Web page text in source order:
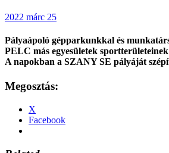
2022 márc 25
Pályaápoló gépparkunkkal és
PELC más egyesületek
A napokban a SZANY SE pályáját
Megosztás:
X
Facebook